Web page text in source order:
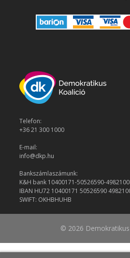
Telefon:
+36 21 300 1000
E-mail:
info@dkp.hu
Bankszámlaszámunk:
K&H bank 10400171-50526590-
IBAN HU72 10400171 50526590
SWIFT: OKHBHUHB
© 2026